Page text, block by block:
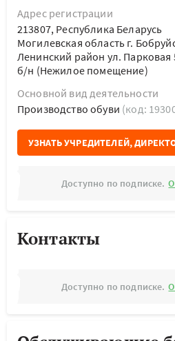
Адрес регистрации
213807, Республика Беларусь
Могилевская область г.
Ленинский район ул. Парковая
б/н (Нежилое помещение)
Основной вид деятельности
Производство обуви (код:
УЗНАТЬ УЧРЕДИТЕЛЕЙ,
Доступно по подписке.
Контакты
Доступно по подписке.